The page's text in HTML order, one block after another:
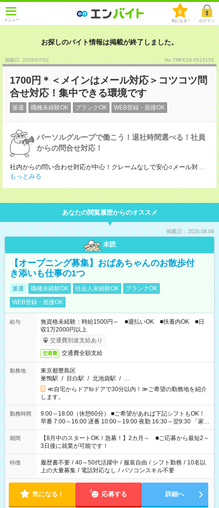
メニュー
0
気になる！ ログイン
お探しのバイト情報は掲載が終了しました。
掲載日 :2026/07/02 No.TMPE26-0515155
1700円＊＜メインはメール対応＞コツコツ問
合せ対応！集中できる環境です
派遣 職種未経験OK ブランクOK WEB登録・面接OK
パーソルグループで働こう！退社時間選べる！社員
からの問合せ対応！
社内からの問い合わせ対応が中心！クレームなしで安心○メール対 ...
もっとみる
あなたの閲覧履歴からのオススメ
掲載日：2026.08.06
未読
【オープニング募集】おばあちゃんのお散歩付
き添いも仕事の1つ
派遣 職種未経験OK 社会人未経験OK
ブランクOK
WEB登録・面接OK
給与
無資格未経験：時給1500円～ ■週払いOK ■扶養内OK ■日
収1万2000円以上
交通費別途支給あり
交通費 交通費全額支給
勤務地
東京都豊島区
巣鴨駅 / 目白駅 / 北池袋駅 / …
≪自宅からドアtoドアで30分以内！≫ご希望の勤務地を紹介
します。
勤務時間
9:00～18:00（休憩60分） ■ご希望があれば下記シフトもOK！
早番 7:00～16:00 遅番 10:00～19:00 夜勤 16:30～翌9:30 「家族
と休みを合わせたい」 「余裕を持って夕飯の準備がしたい」
「できれば残業はしたくない」 など、ご希望を教えてください
ね。 ※Wワーク希望の方へ 今ご覧のお仕事で希望する勤務時間
と、もう1つのお仕事の勤務時間。 合計で週40時間を超える場
合は応募できません。
期間
【8月中のスタートOK！急募！】2カ月～ ■ご応募から最短2～
3日後に就業が可能です！
特徴 履歴書不要 / 40～50代活躍中 / 服装自由 / シフト勤務 / 10名以
上の大量募集 / 電話対応なし / パソコンスキル不要
気になる！ 応募する 詳細へ